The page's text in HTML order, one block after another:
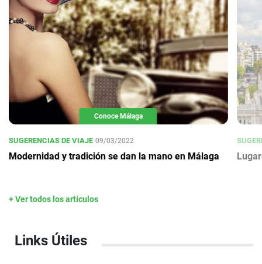
Conoce Málaga
SUGERENCIAS DE VIAJE 09/03/2022
Modernidad y tradición se dan la mano en Málaga
+ Ver todos los artículos
Links Útiles